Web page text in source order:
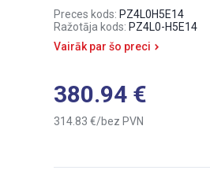
Preces kods: PZ4L0H5E14
Ražotāja kods: PZ4L0-H5E14
Vairāk par šo preci
380.94
314.83 bez PVN